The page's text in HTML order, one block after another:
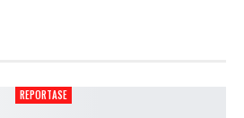
REPORTASE